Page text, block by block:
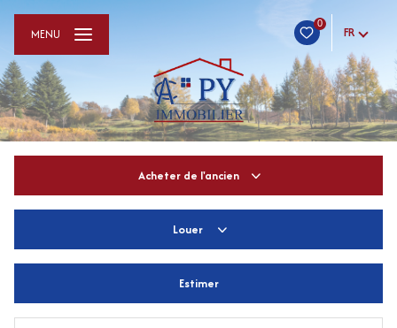
0
FR
MENU
Acheter de l'ancien
De l'immo pro
Louer
De l'immo pro
Estimer